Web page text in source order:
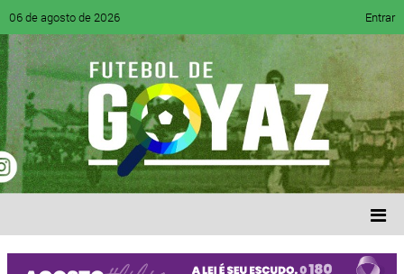
06 de agosto de 2026 Entrar